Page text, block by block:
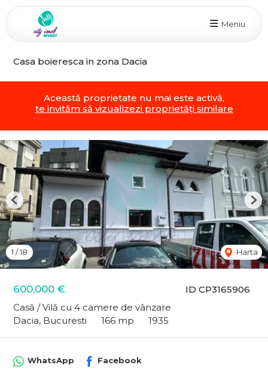
Meniu
Casa boieresca in zona Dacia
Această proprietate nu mai este activă,
te invităm să vizualizezi proprietăți similare
ID CP3165906
600,000 €
Casă / Vilă cu 4 camere de vânzare
Dacia, Bucuresti
166 mp 1935
1 /18 Harta
Previous
WhatsApp Facebook